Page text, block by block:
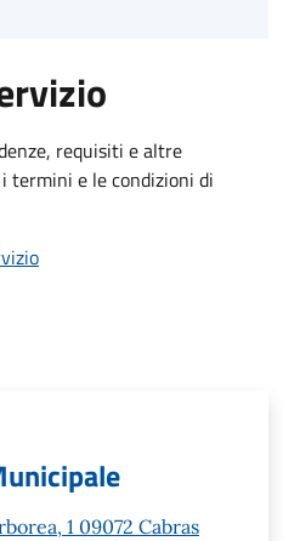
requisiti e altre
termini e le condizioni di
1 09072 Cabras